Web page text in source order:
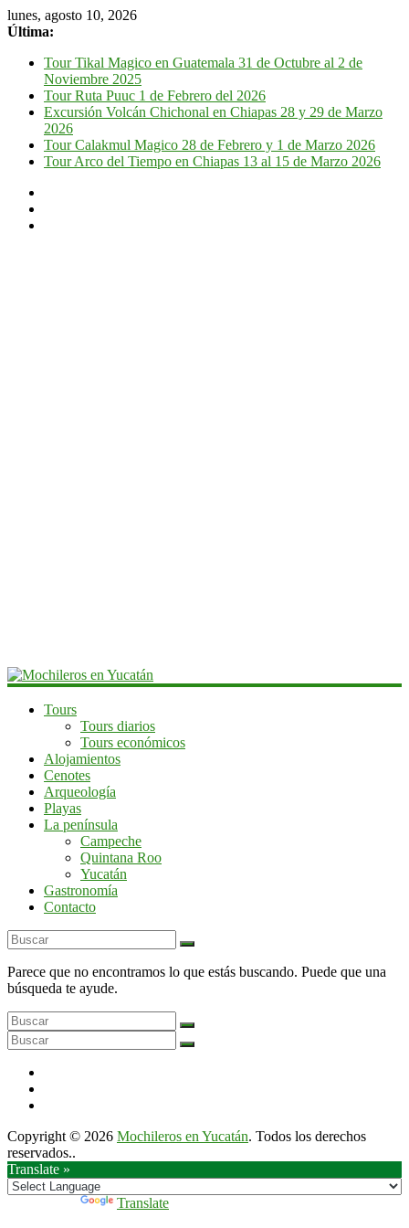
lunes, agosto 10, 2026
Última:
Tour Tikal Magico en Guatemala 31 de Octubre al 2 de
Noviembre 2025
Tour Ruta Puuc 1 de Febrero del 2026
Excursión Volcán Chichonal en Chiapas 28 y 29 de Marzo
2026
Tour Calakmul Magico 28 de Febrero y 1 de Marzo 2026
Tour Arco del Tiempo en Chiapas 13 al 15 de Marzo 2026
Mochileros
Yucatán
Yucatán
Tours
Tours diarios
Tours económicos
Alojamientos
Cenotes
Arqueología
Playas
La península
Campeche
Quintana Roo
Yucatán
Gastronomía
Contacto
Parece que no encontramos lo que estás buscando. Puede que una
búsqueda te ayude.
Copyright © 2026 Mochileros en Yucatán. Todos los derechos
reservados..
Translate »
Translate